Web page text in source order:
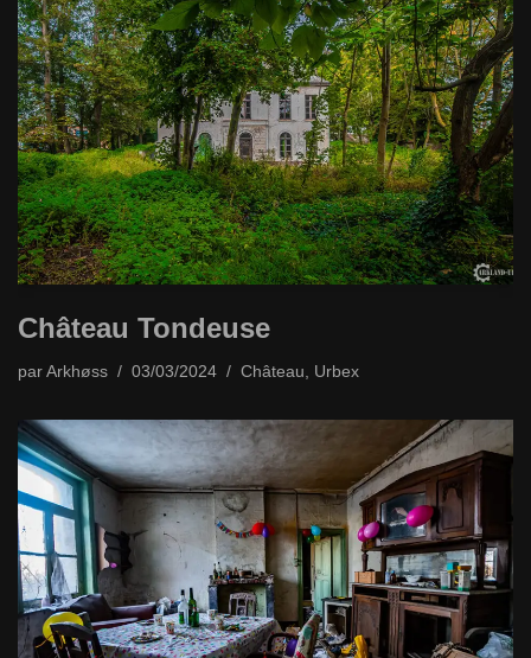
Château Tondeuse
par Arkhøss 03/03/2024 Château, Urbex